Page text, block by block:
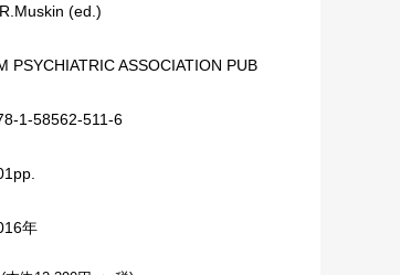
(ed.)
PSYCHIATRIC ASSOCIATION PUB
1-58562-511-6
年